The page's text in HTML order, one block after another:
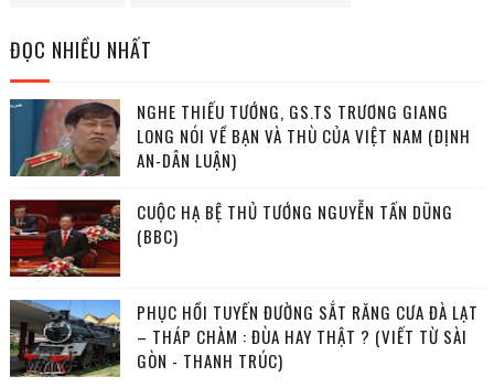
ĐỌC NHIỀU NHẤT
NGHE THIẾU TƯỚNG, GS.TS TRƯƠNG GIANG
LONG NÓI VỀ BẠN VÀ THÙ CỦA VIỆT NAM (ĐỊNH
AN-DÂN LUẬN)
CUỘC HẠ BỆ THỦ TƯỚNG NGUYỄN TẤN DŨNG
(BBC)
PHỤC HỒI TUYẾN ĐƯỜNG SẮT RĂNG CƯA ĐÀ LẠT
– THÁP CHÀM : ĐÙA HAY THẬT ? (VIẾT TỪ SÀI
GÒN - THANH TRÚC)